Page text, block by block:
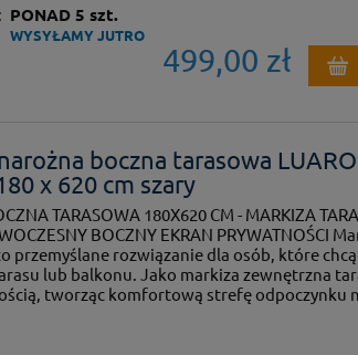
PONAD 5 szt.
WYSYŁAMY JUTRO
499,00 zł
boczna tarasowa
x 620 cm szary
TARASOWA 180X620 CM - MARKIZA
BOCZNY EKRAN PRYWATNOŚCI
przemyślane rozwiązanie dla osób, które
lub balkonu. Jako markiza zewnętrzna
tworząc komfortową strefę odpoczynku